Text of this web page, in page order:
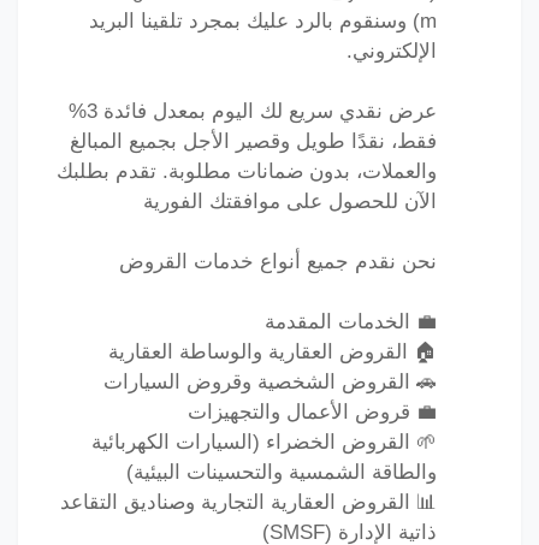
m) وسنقوم بالرد عليك بمجرد تلقينا البريد
الإلكتروني.
عرض نقدي سريع لك اليوم بمعدل فائدة 3%
فقط، نقدًا طويل وقصير الأجل بجميع المبالغ
والعملات، بدون ضمانات مطلوبة. تقدم بطلبك
الآن للحصول على موافقتك الفورية
نحن نقدم جميع أنواع خدمات القروض
💼 الخدمات المقدمة
🏠 القروض العقارية والوساطة العقارية
🚗 القروض الشخصية وقروض السيارات
💼 قروض الأعمال والتجهيزات
🌱 القروض الخضراء (السيارات الكهربائية
والطاقة الشمسية والتحسينات البيئية)
📊 القروض العقارية التجارية وصناديق التقاعد
ذاتية الإدارة (SMSF)